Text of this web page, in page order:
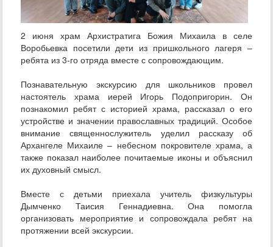
2 июня храм Архистратига Божия Михаила в селе
Воробьевка посетили дети из пришкольного лагеря –
ребята из 3‑го отряда вместе с сопровождающим.
Познавательную экскурсию для школьников провел
настоятель храма иерей Игорь Подопригорин. Он
познакомил ребят с историей храма, рассказал о его
устройстве и значении православных традиций. Особое
внимание священнослужитель уделил рассказу об
Архангеле Михаиле – небесном покровителе храма, а
также показал наиболее почитаемые иконы и объяснил
их духовный смысл.
Вместе с детьми приехала учитель физкультуры
Дымченко Таисия Геннадиевна. Она помогла
организовать мероприятие и сопровождала ребят на
протяжении всей экскурсии.